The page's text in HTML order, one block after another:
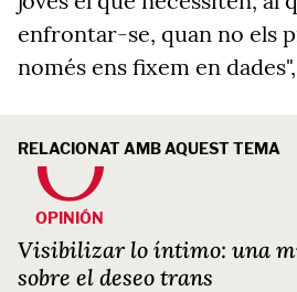
enfrontar-se, quan no els
només ens fixem en
RELACIONAT AMB AQUEST TEMA
OPINIÓN
Visibilizar lo íntimo: una
sobre el deseo trans